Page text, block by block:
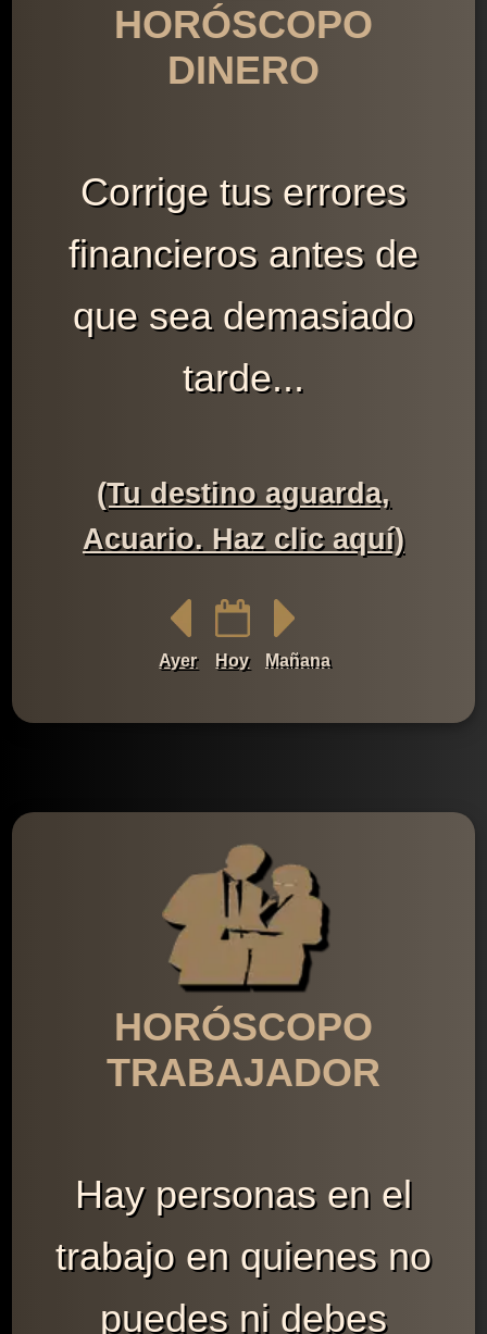
HORÓSCOPO
DINERO
Corrige tus errores
financieros antes de
que sea demasiado
tarde...
(Tu destino aguarda,
Acuario. Haz clic aquí)
Ayer Hoy Mañana
HORÓSCOPO
TRABAJADOR
Hay personas en el
trabajo en quienes no
puedes ni debes